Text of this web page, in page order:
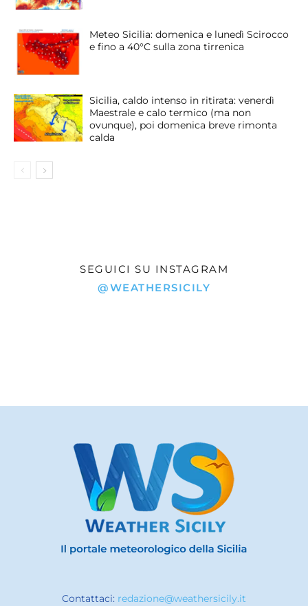
Meteo Sicilia: domenica e lunedì Scirocco
e fino a 40°C sulla zona tirrenica
Sicilia, caldo intenso in ritirata: venerdì
Maestrale e calo termico (ma non
ovunque), poi domenica breve rimonta
calda
SEGUICI SU INSTAGRAM
@WEATHERSICILY
Contattaci: redazione@weathersicily.it